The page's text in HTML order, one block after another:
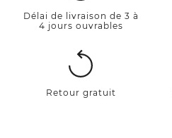
Délai de livraison de 3 à
4 jours ouvrables
Retour gratuit